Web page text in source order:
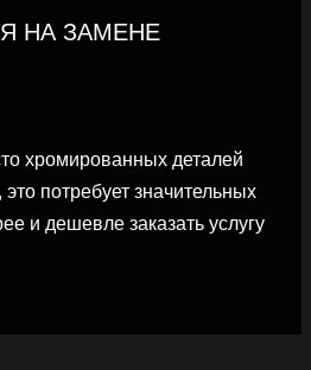
НА ЗАМЕНЕ
хромированных деталей
потребует значительных
и дешевле заказать услугу